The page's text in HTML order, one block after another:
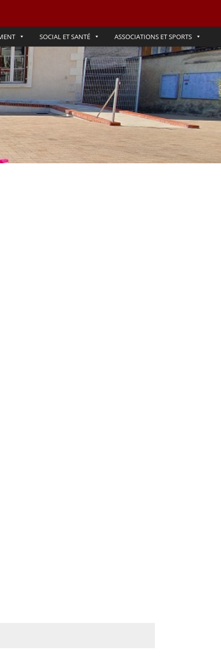
SOCIAL ET SANTÉ ASSOCIATIONS ET SPORTS